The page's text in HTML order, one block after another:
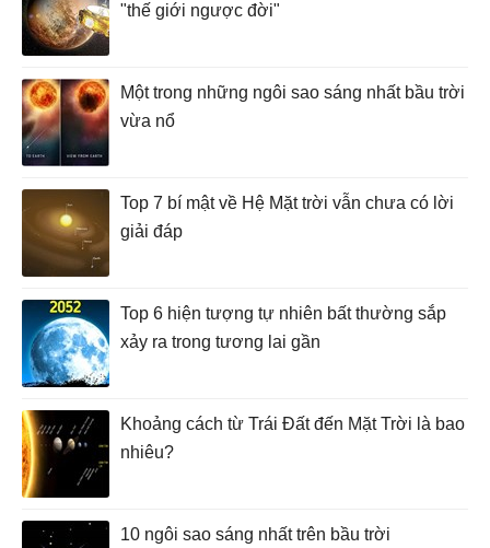
"thế giới ngược đời"
Một trong những ngôi sao sáng nhất bầu trời
vừa nổ
Top 7 bí mật về Hệ Mặt trời vẫn chưa có lời
giải đáp
Top 6 hiện tượng tự nhiên bất thường sắp
xảy ra trong tương lai gần
Khoảng cách từ Trái Đất đến Mặt Trời là bao
nhiêu?
10 ngôi sao sáng nhất trên bầu trời